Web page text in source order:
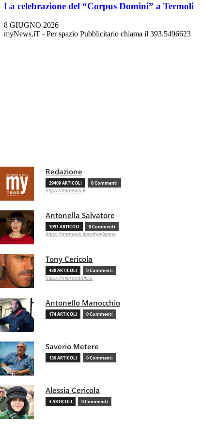
La celebrazione del “Corpus Domini” a Termoli
8 GIUGNO 2026
myNews.iT - Per spazio Pubblicitario chiama il 393.5496623
Redazione
29409 ARTICOLI 0 Commenti
https://mynews.it
Antonella Salvatore
1091 ARTICOLI 0 Commenti
https://mynews.it/author/ansa/
Tony Cericola
438 ARTICOLI 0 Commenti
https://microstudio.it
Antonello Manocchio
174 ARTICOLI 0 Commenti
Saverio Metere
130 ARTICOLI 0 Commenti
Alessia Cericola
4 ARTICOLI 0 Commenti